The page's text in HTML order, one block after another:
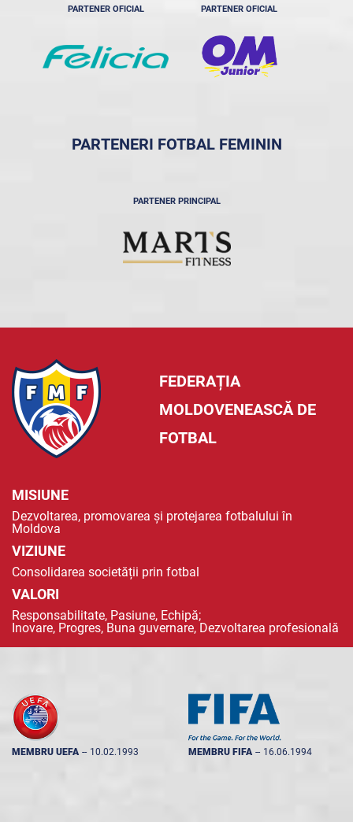
PARTENER OFICIAL PARTENER OFICIAL
PARTENERI FOTBAL FEMININ
PARTENER PRINCIPAL
FEDERAȚIA
MOLDOVENEASCĂ DE
FOTBAL
MISIUNE
Dezvoltarea, promovarea și protejarea fotbalului în
Moldova
VIZIUNE
Consolidarea societății prin fotbal
VALORI
Responsabilitate, Pasiune, Echipă;
Inovare, Progres, Buna guvernare, Dezvoltarea profesională
MEMBRU UEFA -- 10.02.1993 MEMBRU FIFA -- 16.06.1994